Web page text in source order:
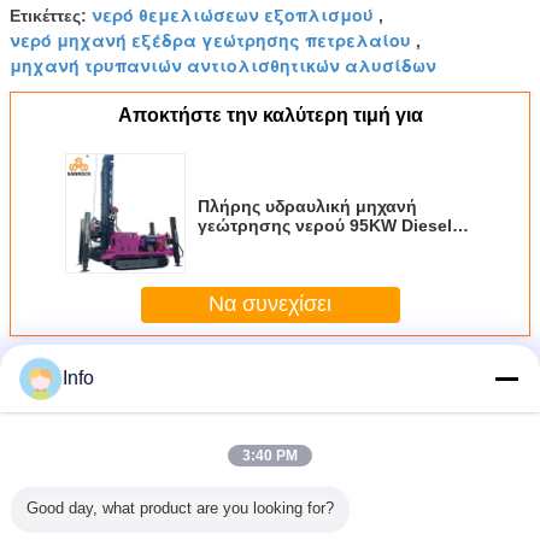
Ετικέττες: νερό θεμελιώσεων εξοπλισμού ,
νερό μηχανή εξέδρα γεώτρησης πετρελαίου ,
μηχανή τρυπανιών αντιολισθητικών αλυσίδων
Αποκτήστε την καλύτερη τιμή για
Πλήρης υδραυλική μηχανή
γεώτρησης νερού 95KW Diesel
Να συνεχίσει
Περισσότεροι
Εγκατάσταση γεώτρησης διατρήσεων φρεατίων
νερού αντιολισθητικών αλυσίδων
Info
3:40 PM
Good day, what product are you looking for?